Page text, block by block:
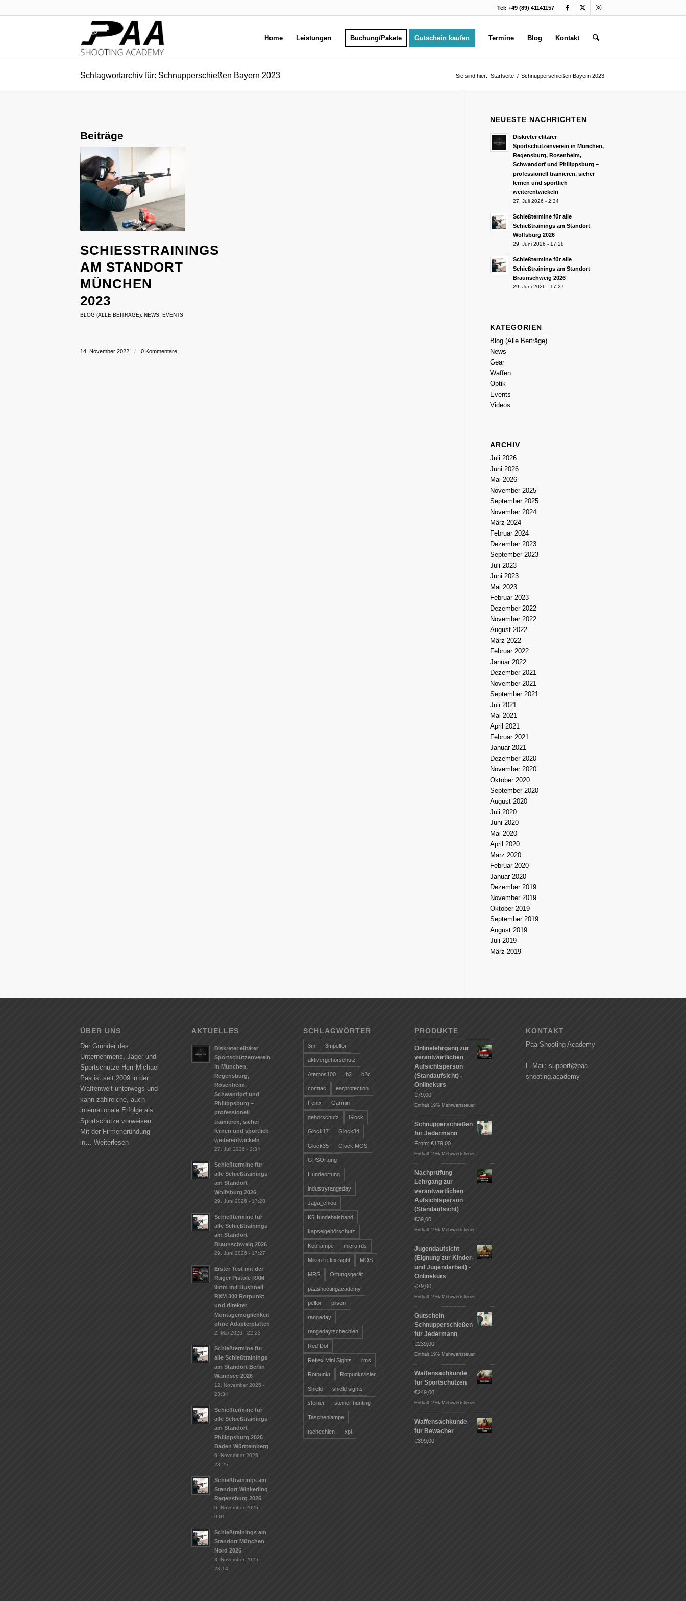
Tel: +49 (89) 41141157
Home Leistungen Buchung/Pakete Gutschein kaufen Termine Blog Kontakt
Schlagwortarchiv für: Schnupperschießen Bayern 2023 Sie sind hier: Startseite / Schnupperschießen Bayern 2023
Beiträge
SCHIESSTRAININGS A
M STANDORT M
ÜNCHEN 2
023
BLOG (ALLE BEITRÄGE), NEWS, EVENTS
14. November 2022 / 0 Kommentare
NEUESTE NACHRICHTEN
Diskreter elitärer
Sportschützenverein in München,
Regensburg, Rosenheim,
Schwandorf und Philippsburg –
professionell trainieren, sicher
lernen und sportlich
weiterentwickeln
27. Juli 2026 - 2:34
Schießtermine für alle
Schießtrainings am Standort
Wolfsburg 2026
29. Juni 2026 - 17:28
Schießtermine für alle
Schießtrainings am Standort
Braunschweig 2026
29. Juni 2026 - 17:27
KATEGORIEN
Blog (Alle Beiträge)
News
Gear
Waffen
Optik
Events
Videos
ARCHIV
Juli 2026
Juni 2026
Mai 2026
November 2025
September 2025
November 2024
März 2024
Februar 2024
Dezember 2023
September 2023
Juli 2023
Juni 2023
Mai 2023
Februar 2023
Dezember 2022
November 2022
August 2022
März 2022
Februar 2022
Januar 2022
Dezember 2021
November 2021
September 2021
Juli 2021
Mai 2021
April 2021
Februar 2021
Januar 2021
Dezember 2020
November 2020
Oktober 2020
September 2020
August 2020
Juli 2020
Juni 2020
Mai 2020
April 2020
März 2020
Februar 2020
Januar 2020
Dezember 2019
November 2019
Oktober 2019
September 2019
August 2019
Juli 2019
März 2019
ÜBER UNS
Der Gründer des
Unternehmens, Jäger und
Sportschütze Herr Michael
Paa ist seit 2009 in der
Waffenwelt unterwegs und
kann zahlreiche, auch
internationale Erfolge als
Sportschütze vorweisen.
Mit der Firmengründung
in… Weiterlesen
AKTUELLES
Diskreter elitärer
Sportschützenverein
in München,
Regensburg,
Rosenheim,
Schwandorf und
Philippsburg –
professionell
trainieren, sicher
lernen und sportlich
weiterentwickeln
27. Juli 2026 - 2:34
Schießtermine für
alle Schießtrainings
am Standort
Wolfsburg 2026
29. Juni 2026 - 17:28
Schießtermine für
alle Schießtrainings
am Standort
Braunschweig 2026
29. Juni 2026 - 17:27
Erster Test mit der
Ruger Pistole RXM
9mm mit Bushnell
RXM 300 Rotpunkt
und direkter
Montagemöglichkeit
ohne Adapterplatten
2. Mai 2026 - 22:23
Schießtermine für
alle Schießtrainings
am Standort Berlin
Wannsee 2026
12. November 2025 -
23:34
Schießtermine für
alle Schießtrainings
am Standort
Philippsburg 2026
Baden Württemberg
6. November 2025 -
23:25
Schießtrainings am
Standort Winkerling
Regensburg 2026
6. November 2025 -
0:01
Schießtrainings am
Standort München
Nord 2026
3. November 2025 -
23:14
SCHLAGWÖRTER
3m 3mpeltor
aktivergehörschutz
Atemos100 b2 b2c
comtac earprotection
Fenix Garmin
gehörschutz Glock
Glock17 Glock34
Glock35 Glock MOS
GPSOrtung
Hundeortung
industryrangeday
Jaga_chioo
K5Hundehalsband
kapselgehörschutz
Kopflampe micro rds
Mikro reflex sight MOS
MRS Ortungsgerät
paashootingacademy
peltor pilsen
rangeday
rangedaytschechien
Red Dot
Reflex Mini Sights rms
Rotpunkt Rotpunktvisier
Shield shield sights
steiner steiner hunting
Taschenlampe
tschechien xpi
PRODUKTE
Onlinelehrgang zur
verantwortlichen
Aufsichtsperson
(Standaufsicht) -
Onlinekurs
€79,00
Enthält 19% Mehrwertsteuer
Schnupperschießen
für Jedermann
From:€179,00
Enthält 19% Mehrwertsteuer
Nachprüfung
Lehrgang zur
verantwortlichen
Aufsichtsperson
(Standaufsicht)
€39,00
Enthält 19% Mehrwertsteuer
Jugendaufsicht
(Eignung zur Kinder-
und Jugendarbeit) -
Onlinekurs
€79,00
Enthält 19% Mehrwertsteuer
Gutschein
Schnupperschießen
für Jedermann
€239,00
Enthält 19% Mehrwertsteuer
Waffensachkunde
für Sportschützen
€249,00
Enthält 19% Mehrwertsteuer
Waffensachkunde
für Bewacher
€399,00
KONTAKT
Paa Shooting Academy
E-Mail: support@paa-
shooting.academy